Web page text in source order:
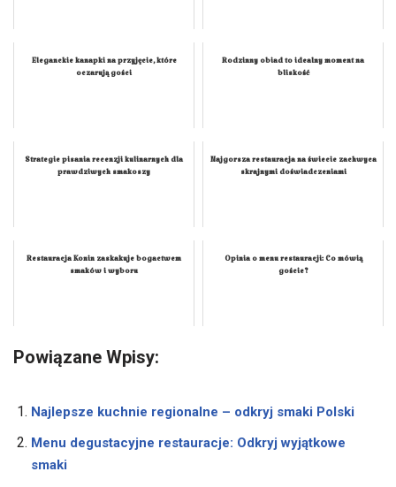
Eleganckie kanapki na przyjęcie, które
oczarują gości
Rodzinny obiad to idealny moment na
bliskość
Strategie pisania recenzji kulinarnych dla
prawdziwych smakoszy
Najgorsza restauracja na świecie zachwyca
skrajnymi doświadczeniami
Restauracja Konin zaskakuje bogactwem
smaków i wyboru
Opinia o menu restauracji: Co mówią
goście?
Powiązane Wpisy:
Najlepsze kuchnie regionalne – odkryj smaki Polski
Menu degustacyjne restauracje: Odkryj wyjątkowe
smaki